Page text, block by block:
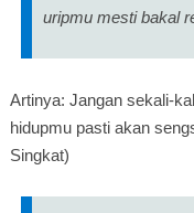
uripmu mesti bakal
Artinya: Jangan sekali-
hidupmu pasti akan
Singkat)